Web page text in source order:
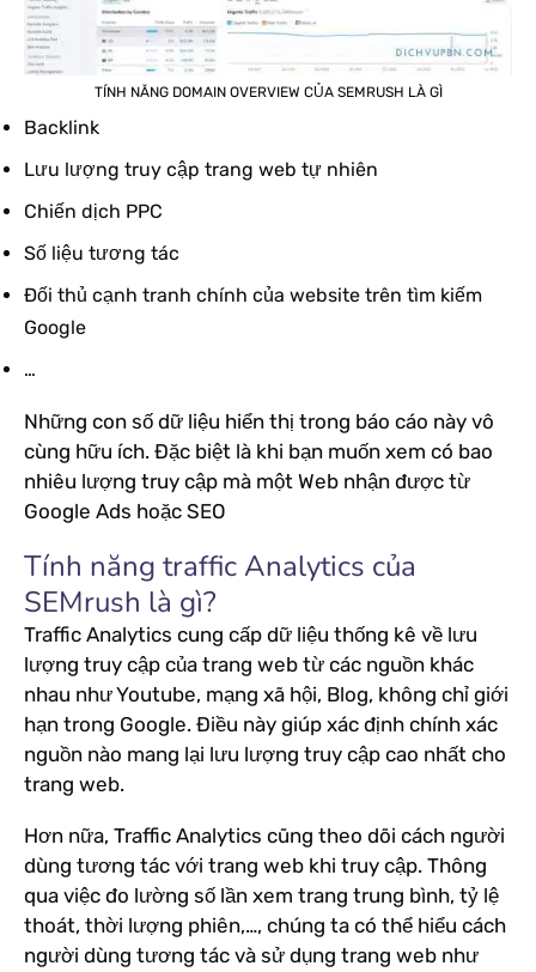
TÍNH NĂNG DOMAIN OVERVIEW CỦA SEMRUSH LÀ GÌ
Backlink
Lưu lượng truy cập trang web tự nhiên
Chiến dịch PPC
Số liệu tương tác
Đối thủ cạnh tranh chính của website trên tìm kiếm
Google
…
Những con số dữ liệu hiển thị trong báo cáo này vô
cùng hữu ích. Đặc biệt là khi bạn muốn xem có bao
nhiêu lượng truy cập mà một Web nhận được từ
Google Ads hoặc SEO
Tính năng traffic Analytics của
SEMrush là gì?
Traffic Analytics cung cấp dữ liệu thống kê về lưu
lượng truy cập của trang web từ các nguồn khác
nhau như Youtube, mạng xã hội, Blog, không chỉ giới
hạn trong Google. Điều này giúp xác định chính xác
nguồn nào mang lại lưu lượng truy cập cao nhất cho
trang web.
Hơn nữa, Traffic Analytics cũng theo dõi cách người
dùng tương tác với trang web khi truy cập. Thông
qua việc đo lường số lần xem trang trung bình, tỷ lệ
thoát, thời lượng phiên,…, chúng ta có thể hiểu cách
người dùng tương tác và sử dụng trang web như